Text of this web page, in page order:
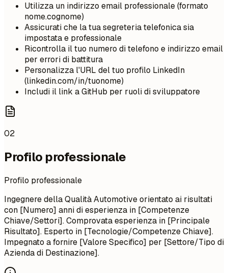
Utilizza un indirizzo email professionale (formato
nome.cognome)
Assicurati che la tua segreteria telefonica sia
impostata e professionale
Ricontrolla il tuo numero di telefono e indirizzo email
per errori di battitura
Personalizza l'URL del tuo profilo LinkedIn
(linkedin.com/in/tuonome)
Includi il link a GitHub per ruoli di sviluppatore
02
Profilo professionale
Profilo professionale
Ingegnere della Qualità Automotive orientato ai risultati
con [Numero] anni di esperienza in [Competenze
Chiave/Settori]. Comprovata esperienza in [Principale
Risultato]. Esperto in [Tecnologie/Competenze Chiave].
Impegnato a fornire [Valore Specifico] per [Settore/Tipo di
Azienda di Destinazione].